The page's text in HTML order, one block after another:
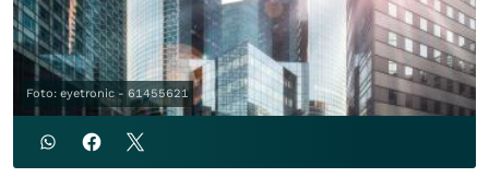
Foto: eyetronic - 61455621